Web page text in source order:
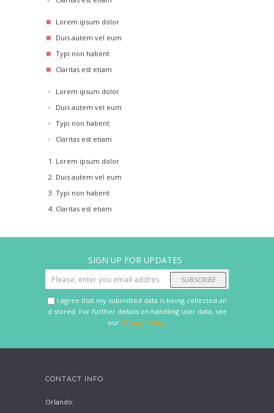
Lorem ipsum dolor
Duis autem vel eum
Typi non habent
Claritas est etiam
Lorem ipsum dolor
Duis autem vel eum
Typi non habent
Claritas est etiam
Lorem ipsum dolor
Duis autem vel eum
Typi non habent
Claritas est etiam
SIGN UP FOR UPDATES
SUBSCRIBE
I agree that my submitted data is being collected an
d stored. For further details on handling user data, see
our Privacy Policy
CONTACT INFO
Orlando: